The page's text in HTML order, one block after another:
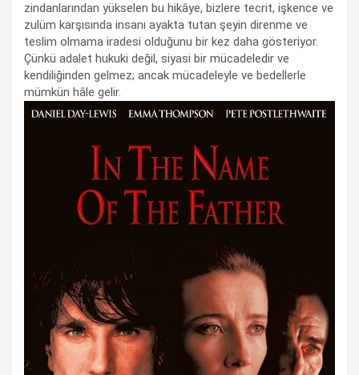
zindanlarından yükselen bu hikâye, bizlere tecrit, işkence ve
zulüm karşısında insanı ayakta tutan şeyin direnme ve
teslim olmama iradesi olduğunu bir kez daha gösteriyor.
Çünkü adalet hukuki değil, siyasi bir mücadeledir ve
kendiliğinden gelmez; ancak mücadeleyle ve bedellerle
mümkün hâle gelir.